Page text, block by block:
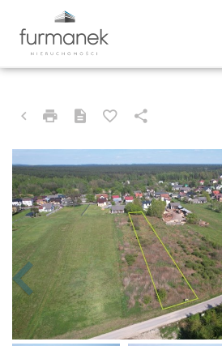
BIŁGORAJ (GW), GROMADA
DZIAŁKA NA SPRZEDAŻ